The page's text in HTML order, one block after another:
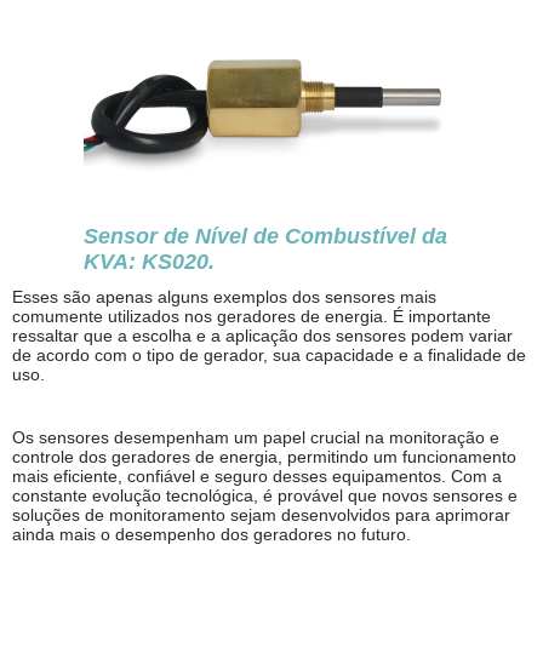
Sensor de Nível de Combustível da
KVA: KS020.
Esses são apenas alguns exemplos dos sensores mais
comumente utilizados nos geradores de energia. É importante
ressaltar que a escolha e a aplicação dos sensores podem variar
de acordo com o tipo de gerador, sua capacidade e a finalidade de
uso.
Os sensores desempenham um papel crucial na monitoração e
controle dos geradores de energia, permitindo um funcionamento
mais eficiente, confiável e seguro desses equipamentos. Com a
constante evolução tecnológica, é provável que novos sensores e
soluções de monitoramento sejam desenvolvidos para aprimorar
ainda mais o desempenho dos geradores no futuro.